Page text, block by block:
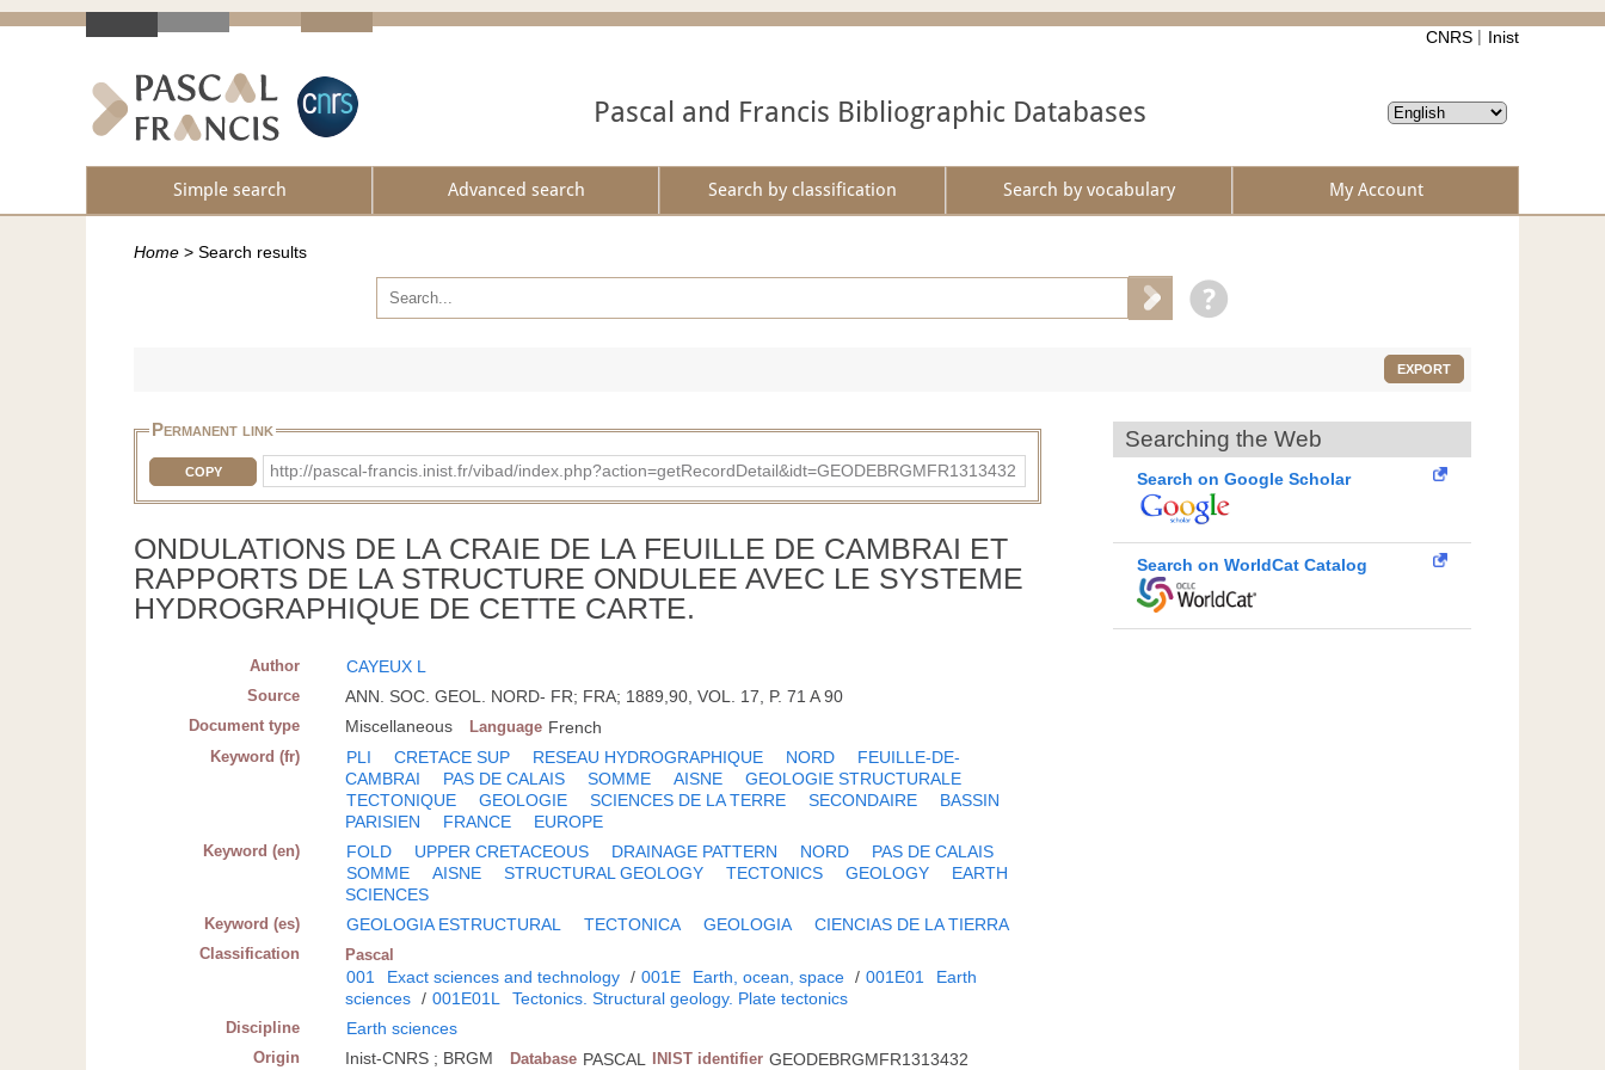
CNRS Inist
Pascal and Francis Bibliographic Databases
Simple search Advanced search Search by classification Search by vocabulary My Account
Home > Search results
EXPORT
Permanent link
COPY http://pascal-francis.inist.fr/vibad/index.php?action=getRecordDetail&idt=GEODEBRGMFR1313432
ONDULATIONS DE LA CRAIE DE LA FEUILLE DE CAMBRAI ET
RAPPORTS DE LA STRUCTURE ONDULEE AVEC LE SYSTEME
HYDROGRAPHIQUE DE CETTE CARTE.
Author CAYEUX L
Source ANN. SOC. GEOL. NORD- FR; FRA; 1889,90, VOL. 17, P. 71 A 90
Document type Miscellaneous Language French
Keyword (fr) PLI CRETACE SUP RESEAU HYDROGRAPHIQUE NORD
FEUILLE-DE-
CAMBRAI
PAS DE CALAIS SOMME AISNE
GEOLOGIE STRUCTURALE
TECTONIQUE
GEOLOGIE SCIENCES DE LA TERRE SECONDAIRE
BASSIN
PARISIEN
FRANCE EUROPE
Keyword (en) FOLD UPPER CRETACEOUS DRAINAGE PATTERN NORD
PAS DE CALAIS
SOMME
AISNE STRUCTURAL GEOLOGY TECTONICS GEOLOGY
EARTH
SCIENCES
Keyword (es) GEOLOGIA ESTRUCTURAL TECTONICA GEOLOGIA CIENCIAS DE LA TIERRA
Classification Pascal
001 Exact sciences and technology / 001E Earth, ocean, space / 001E01
Earth
sciences / 001E01L Tectonics. Structural geology. Plate tectonics
Discipline Earth sciences
Origin Inist-CNRS ; BRGM Database PASCAL INIST identifier GEODEBRGMFR1313432
Searching the Web
Search on Google Scholar
Search on WorldCat Catalog